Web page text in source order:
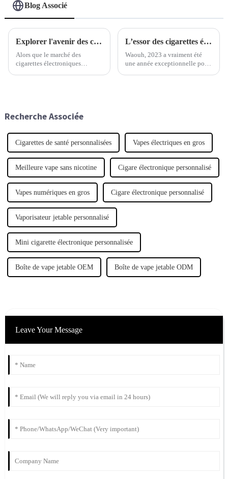
Blog Associé
Explorer l'avenir des cigarettes électroniques jetables : tendances, innovations et impacts sur la santé
Alors que le marché des
cigarettes électroniques
L’essor des cigarettes électroniques jetables en 2023 : analyse des tendances du marché et des préférences des utilisateurs
Waouh, 2023 a vraiment été
une année exceptionnelle pour
Recherche Associée
Cigarettes de santé personnalisées Vapes électriques en gros
Meilleure vape sans nicotine Cigare électronique personnalisé
Vapes numériques en gros Cigare électronique personnalisé
Vaporisateur jetable personnalisé
Mini cigarette électronique personnalisée
Boîte de vape jetable OEM Boîte de vape jetable ODM
Leave Your Message